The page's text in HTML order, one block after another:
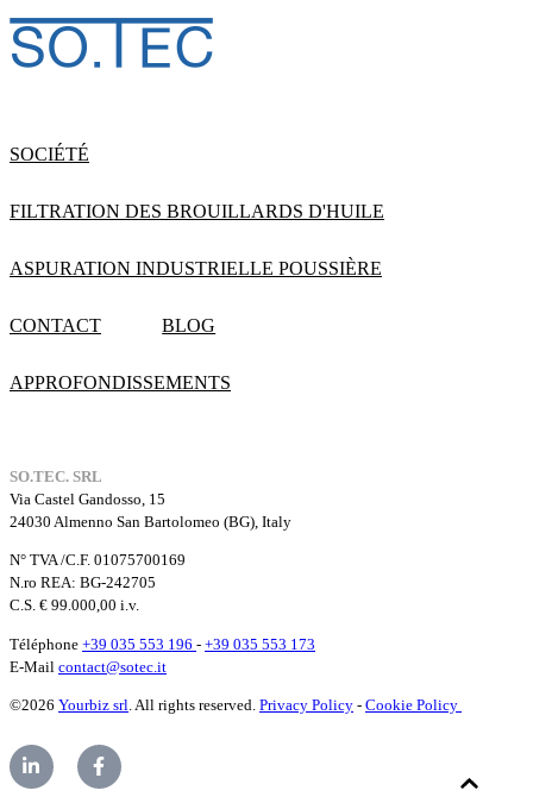
SOCIÉTÉ
FILTRATION DES BROUILLARDS D'HUILE
ASPURATION INDUSTRIELLE POUSSIÈRE
CONTACT BLOG
APPROFONDISSEMENTS
SO.TEC. SRL
Via Castel Gandosso, 15
24030 Almenno San Bartolomeo (BG), Italy
N° TVA /C.F. 01075700169
N.ro REA: BG-242705
C.S. € 99.000,00 i.v.
Téléphone +39 035 553 196 - +39 035 553 173
E-Mail contact@sotec.it
©2026 Yourbiz srl. All rights reserved. Privacy Policy - Cookie Policy